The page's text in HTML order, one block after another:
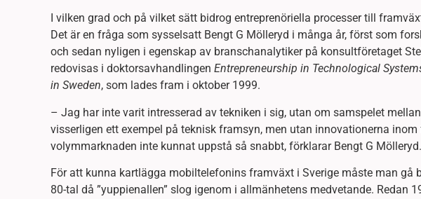
I vilken grad och på vilket sätt bidrog entreprenöriella processer till
Det är en fråga som sysselsatt Bengt G Mölleryd i många år, först som
och sedan nyligen i egenskap av branschanalytiker på konsultföretaget
redovisas i doktorsavhandlingen Entrepreneurship in Technological
in Sweden, som lades fram i oktober 1999.
– Jag har inte varit intresserad av tekniken i sig, utan om samspelet
visserligen ett exempel på teknisk framsyn, men utan innovationerna
volymmarknaden inte kunnat uppstå så snabbt, förklarar Bengt G Mölleryd.
För att kunna kartlägga mobiltelefonins framväxt i Sverige måste man gå
80-tal då ”yuppienallen” slog igenom i allmänhetens medvetande. Redan